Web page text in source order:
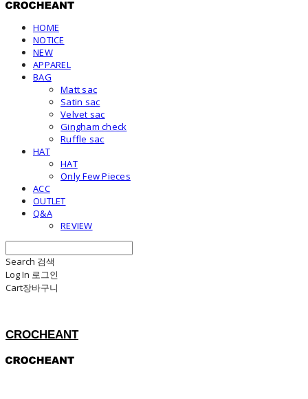
HOME
NOTICE
NEW
APPAREL
BAG
Matt sac
Satin sac
Velvet sac
Gingham check
Ruffle sac
HAT
HAT
Only Few Pieces
ACC
OUTLET
Q&A
REVIEW
Search 검색
Log In 로그인
Cart장바구니
CROCHEANT